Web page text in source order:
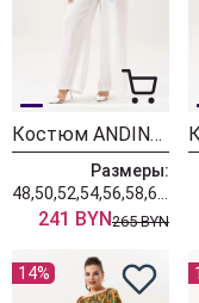
Костюм ANDINA 982
Размеры:
241 BYN265 BYN
14%